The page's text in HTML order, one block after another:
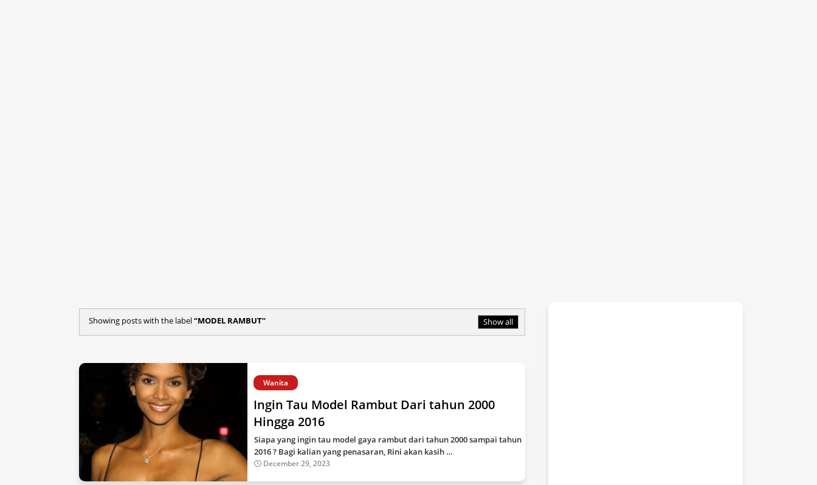
Showing posts with the label MODEL RAMBUT Show all
Wanita
Ingin Tau Model Rambut Dari tahun 2000
Hingga 2016
Siapa yang ingin tau model gaya rambut dari tahun 2000 sampai tahun
2016 ? Bagi kalian yang penasaran, Rini akan kasih …
December 29, 2023